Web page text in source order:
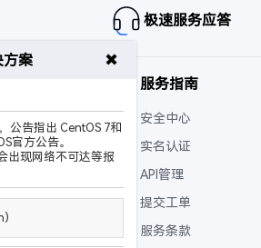
极速服务应答
服务指南
安全中心
实名认证
API管理
提交工单
服务条款
方案 ✖
公告指出 CentOS 7和
官方公告。
出现网络不可达等报